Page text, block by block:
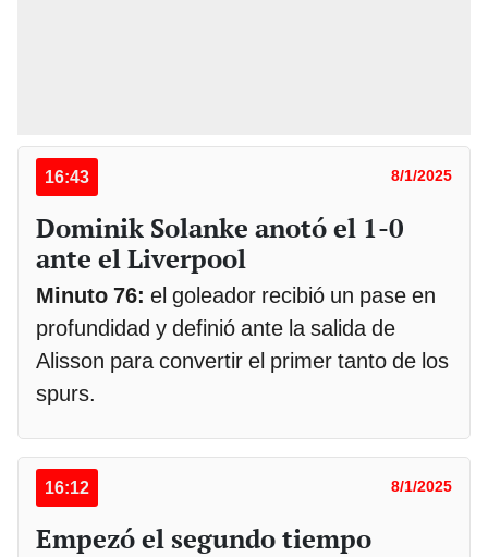
16:43 8/1/2025
Dominik Solanke anotó el 1-0
ante el Liverpool
Minuto 76: el goleador recibió un pase en
profundidad y definió ante la salida de
Alisson para convertir el primer tanto de los
spurs.
16:12 8/1/2025
Empezó el segundo tiempo